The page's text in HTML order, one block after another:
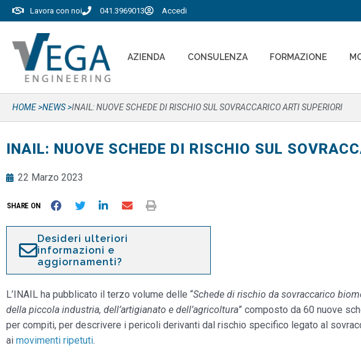
Lavora con noi 041.3969013 Accedi
AZIENDA CONSULENZA FORMAZIONE
HOME >NEWS >INAIL: NUOVE SCHEDE DI RISCHIO SUL SOVRACCARICO ARTI SUPERIORI
INAIL: NUOVE SCHEDE DI RISCHIO SUL
22 Marzo 2023
SHARE ON
Desideri ulteriori
informazioni e
aggiornamenti?
L’INAIL ha pubblicato il terzo volume delle “Schede di rischio da sovraccarico
della piccola industria, dell’artigianato e dell’agricoltura” composto da 60 nuove
per compiti, per descrivere i pericoli derivanti dal rischio specifico legato al
ai movimenti ripetuti.